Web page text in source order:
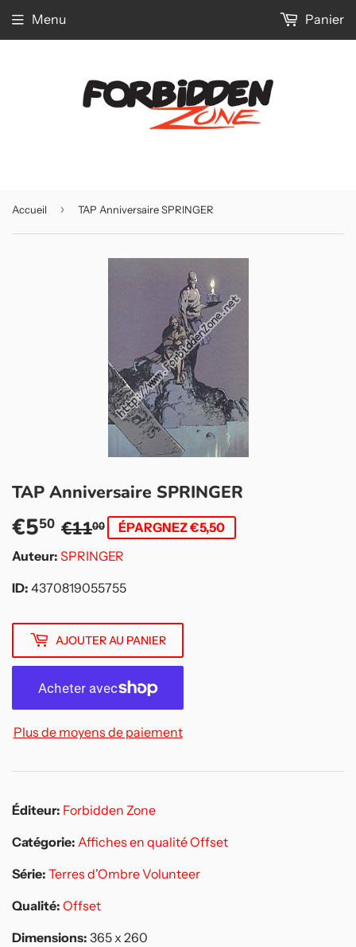
Menu Panier
Accueil › TAP Anniversaire SPRINGER
TAP Anniversaire SPRINGER
€550 €1100Prix
régulier
€11,00
Prix
réduit
€5,50
ÉPARGNEZ €5,50
Auteur: SPRINGER
ID: 4370819055755
AJOUTER AU PANIER
Plus de moyens de paiement
Éditeur: Forbidden Zone
Catégorie: Affiches en qualité Offset
Série: Terres d'OmbreVolunteer
Qualité: Offset
Dimensions: 365 x 260